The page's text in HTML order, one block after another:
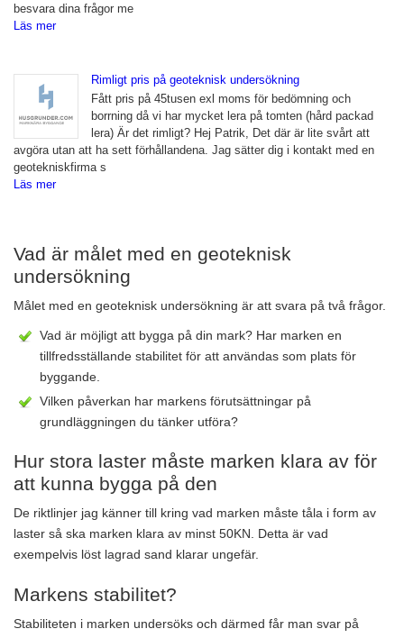
besvara dina frågor me
Läs mer
Rimligt pris på geoteknisk undersökning
Fått pris på 45tusen exl moms för bedömning och
borrning då vi har mycket lera på tomten (hård packad
lera) Är det rimligt? Hej Patrik, Det där är lite svårt att
avgöra utan att ha sett förhållandena. Jag sätter dig i kontakt med en
geotekniskfirma s
Läs mer
Vad är målet med en geoteknisk
undersökning
Målet med en geoteknisk undersökning är att svara på två frågor.
Vad är möjligt att bygga på din mark? Har marken en
tillfredsställande stabilitet för att användas som plats för
byggande.
Vilken påverkan har markens förutsättningar på
grundläggningen du tänker utföra?
Hur stora laster måste marken klara av för
att kunna bygga på den
De riktlinjer jag känner till kring vad marken måste tåla i form av
laster så ska marken klara av minst 50KN. Detta är vad
exempelvis löst lagrad sand klarar ungefär.
Markens stabilitet?
Stabiliteten i marken undersöks och därmed får man svar på